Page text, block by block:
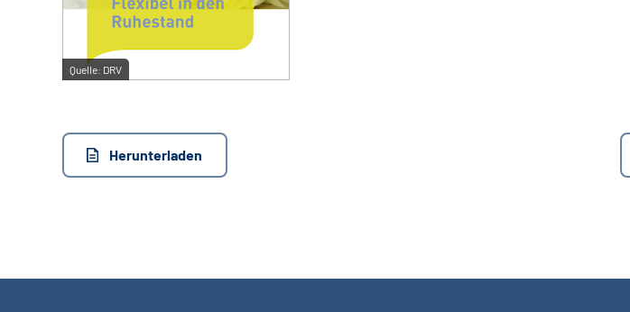
Quelle: DRV
Herunterladen